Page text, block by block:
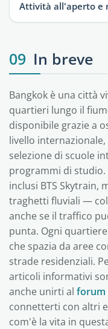
Attività all'aperto e
09 In breve
Bangkok è una città
quartieri lungo il
disponibile grazie a
livello
selezione di scuole
programmi di
inclusi BTS Skytrain,
traghetti fluviali —
anche se il traffico
punta. Ogni
che spazia da aree
strade residenziali.
articoli informativi
anche unirti al forum
connetterti con altri
com'è la vita in